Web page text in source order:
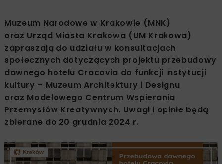
Muzeum Narodowe w Krakowie (MNK)
oraz Urząd Miasta Krakowa (UM Krakowa)
zapraszają do udziału w konsultacjach
społecznych dotyczących projektu przebudowy
dawnego hotelu Cracovia do funkcji instytucji
kultury – Muzeum Architektury i Designu
oraz Modelowego Centrum Wspierania
Przemysłów Kreatywnych. Uwagi i opinie będą
zbierane do 20 grudnia 2024 r.